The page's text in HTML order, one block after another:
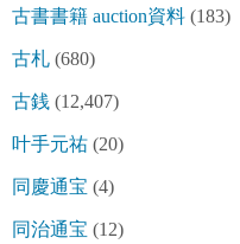
古書書籍 auction資料 (183)
古札 (680)
古銭 (12,407)
叶手元祐 (20)
同慶通宝 (4)
同治通宝 (12)